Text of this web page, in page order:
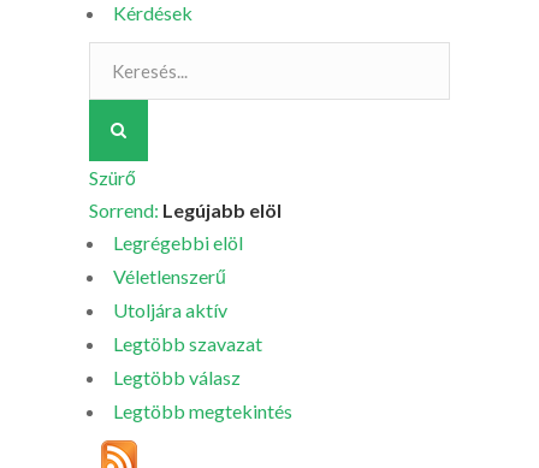
Kérdések
Szürő
Sorrend: Legújabb elöl
Legrégebbi elöl
Véletlenszerű
Utoljára aktív
Legtöbb szavazat
Legtöbb válasz
Legtöbb megtekintés